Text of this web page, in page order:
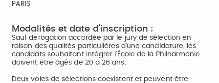
PARIS
Modalités et date d'inscription :
Sauf dérogation accordée par le jury de sélection en
raison des qualités particulières d’une candidature, les
candidats souhaitant intégrer l’École de la Philharmonie
doivent être âgés de 20 à 26 ans.
Deux voies de sélections coexistent et peuvent être